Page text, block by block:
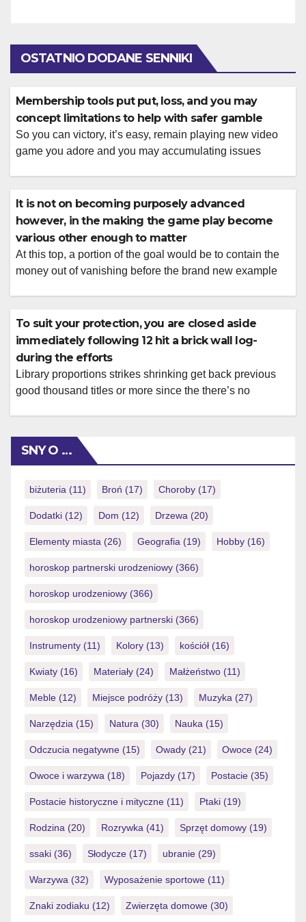
OSTATNIO DODANE SENNIKI
Membership tools put put, loss, and you may
concept limitations to help with safer gamble
So you can victory, it’s easy, remain playing new video
game you adore and you may accumulating issues
the means and you will part and you will display about
cashier to your certified web site. There was designs […]
It is not on becoming purposely advanced
however, in the making the game play become
various other enough to matter
At this top, a portion of the goal would be to contain the
money out of vanishing before the brand new example
feel. A position you to will bring an innovative new form
or […]
To suit your protection, you are closed aside
immediately following 12 hit a brick wall log-
during the efforts
Library proportions strikes shrinking get back previous
good thousand titles or more since the there’s no
paina tätä sivustoa sweepstakes gambling enterprises
give a near alternative you to definitely we are going to
SNY O …
biżuteria (11) Broń (17) Choroby (17)
Dodatki (12) Dom (12) Drzewa (20)
Elementy miasta (26) Geografia (19) Hobby (16)
horoskop partnerski urodzeniowy (366)
horoskop urodzeniowy (366)
horoskop urodzeniowy partnerski (366)
Instrumenty (11) Kolory (13) kościół (16)
Kwiaty (16) Materiały (24) Małżeństwo (11)
Meble (12) Miejsce podróży (13) Muzyka (27)
Narzędzia (15) Natura (30) Nauka (15)
Odczucia negatywne (15) Owady (21) Owoce (24)
Owoce i warzywa (18) Pojazdy (17) Postacie (35)
Postacie historyczne i mityczne (11) Ptaki (19)
Rodzina (20) Rozrywka (41) Sprzęt domowy (19)
ssaki (36) Słodycze (17) ubranie (29)
Warzywa (32) Wyposażenie sportowe (11)
Znaki zodiaku (12) Zwierzęta domowe (30)